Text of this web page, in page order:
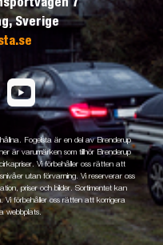
7
Sverige
Fogelsta är en del av Brenderup
är varumärken som tillhör Brenderup
Vi förbehåller oss rätten att
utan förvarning. Vi reserverar oss
priser och bilder. Sortimentet kan
Vi förbehåller oss rätten att korrigera
webbplats.